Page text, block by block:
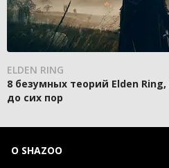
ELDEN RING
8 безумных теорий Elden
до сих пор
О SHAZOO